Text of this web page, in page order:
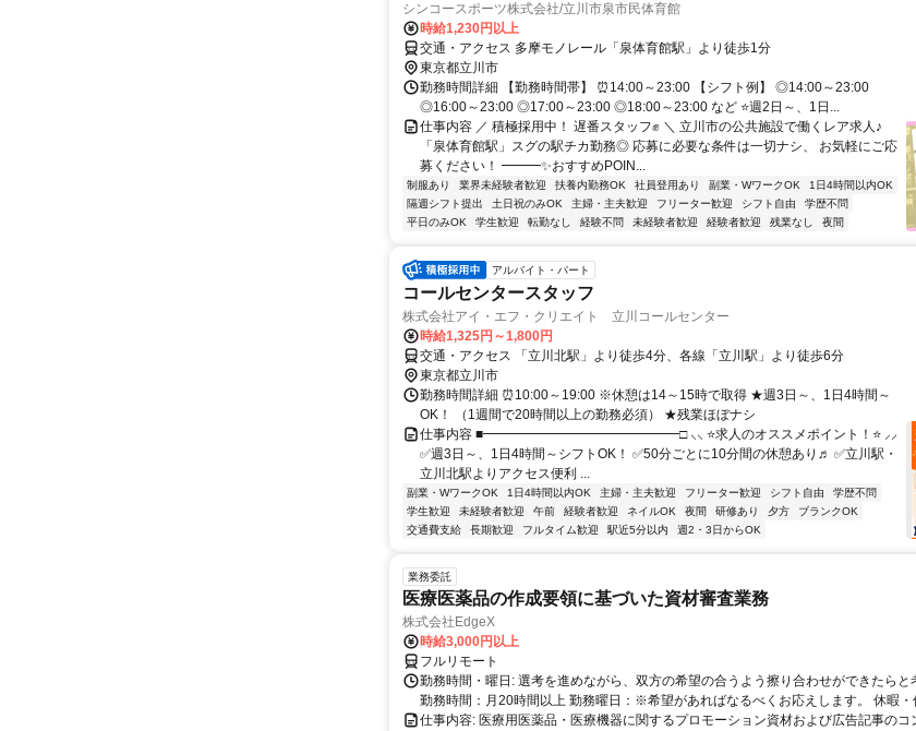
シンコースポーツ株式会社/立川市泉市民体育館
時給1,230円以上
交通・アクセス 多摩モノレール「泉体育館駅」より徒歩1分
東京都立川市
勤務時間詳細 【勤務時間帯】 ⏰14:00～23:00 【シフト例】 ◎14:00～23:00
◎16:00～23:00 ◎17:00～23:00 ◎18:00～23:00 など ⭐週2日～、1日...
仕事内容 ／ 積極採用中！ 遅番スタッフ✊ ＼ 立川市の公共施設で働くレア求人♪
「泉体育館駅」スグの駅チカ勤務◎ 応募に必要な条件は一切ナシ、 お気軽にご応
募ください！ ━━━✨おすすめPOIN...
制服あり 業界未経験者歓迎 扶養内勤務OK 社員登用あり 副業・WワークOK
1日4時間以内OK
隔週シフト提出
土日祝のみOK 主婦・主夫歓迎 フリーター歓迎 シフト自由
学歴不問
平日のみOK
学生歓迎 転勤なし 経験不問 未経験者歓迎 経験者歓迎 残業なし 夜間
アルバイト・パート
コールセンタースタッフ
株式会社アイ・エフ・クリエイト 立川コールセンター
時給1,325円～1,800円
交通・アクセス 「立川北駅」より徒歩4分、各線「立川駅」より徒歩6分
東京都立川市
勤務時間詳細 ⏰10:00～19:00 ※休憩は14～15時で取得 ★週3日～、1日4時間～
OK！ （1週間で20時間以上の勤務必須） ★残業ほぼナシ
仕事内容 ■━━━━━━━━━━━━━━━□ ⸜⸜ ⭐求人のオススメポイント！⭐ ⸝⸝
✅週3日～、1日4時間～シフトOK！ ✅50分ごとに10分間の休憩あり♬ ✅立川駅・
立川北駅よりアクセス便利 ...
副業・WワークOK 1日4時間以内OK 主婦・主夫歓迎 フリーター歓迎 シフト自由
学歴不問
学生歓迎
未経験者歓迎 午前 経験者歓迎 ネイルOK 夜間 研修あり 夕方
ブランクOK
交通費支給
長期歓迎 フルタイム歓迎 駅近5分以内 週2・3日からOK
業務委託
医療医薬品の作成要領に基づいた資材審査業務
株式会社EdgeX
時給3,000円以上
フルリモート
勤務時間・曜日: 選考を進めながら、双方の希望の合うよう擦り合わせができたらと
勤務時間：月20時間以上 勤務曜日：※希望があればなるべくお応えします。 休暇・
仕事内容: 医療用医薬品・医療機器に関するプロモーション資材および広告記事のコ